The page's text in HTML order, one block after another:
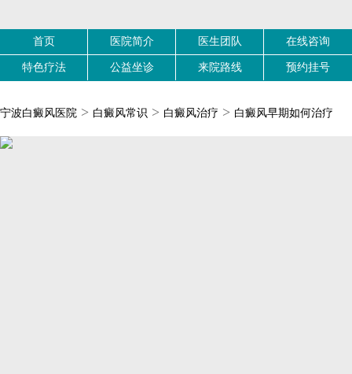
首页 医院简介 医生团队 在线咨询
特色疗法 公益坐诊 来院路线 预约挂号
宁波白癜风医院 > 白癜风常识 > 白癜风治疗 > 白癜风早期如何治疗